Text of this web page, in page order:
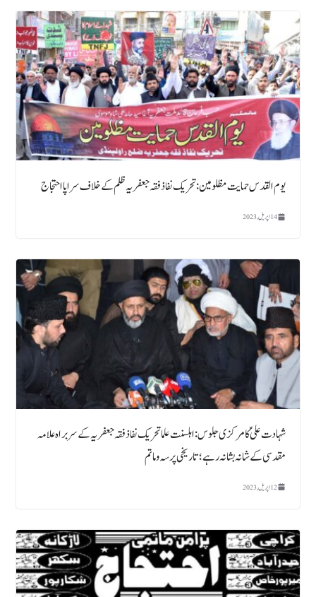
یوم القدس حمایت مظلومین : تحریک نفاذ فقہ جعفریہ ظلم کے خلاف سراپا احتجاج
14 اپریل, 2023
شہادت علیؑ کا مرکزی جلوس: اہلسنت علما تحریک نفاذ فقہ جعفریہ کے سربراہ علامہ
مقدسی کے شانہ بشانہ رہے ؛ تاریخی پرسہ و ماتم
12 اپریل, 2023